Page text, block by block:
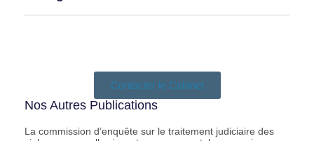
Contacter le Cabinet
Nos Autres Publications
La commission d’enquête sur le traitement judiciaire des